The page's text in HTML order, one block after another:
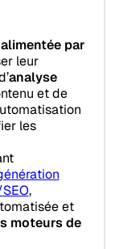
par
leur
analyse
et de
les
,
et
moteurs de